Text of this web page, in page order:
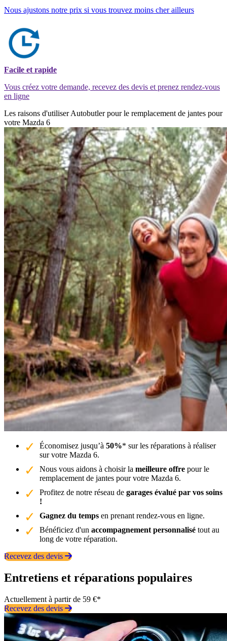
Nous ajustons notre prix si vous trouvez moins cher ailleurs
Facile et rapide
Vous créez votre demande, recevez des devis et prenez rendez-vous
en ligne
Les raisons d'utiliser Autobutler pour le remplacement de jantes pour
votre Mazda 6
Économisez jusqu’à 50%* sur les réparations à réaliser
sur votre Mazda 6.
Nous vous aidons à choisir la meilleure offre pour le
remplacement de jantes pour votre Mazda 6.
Profitez de notre réseau de garages évalué par vos soins
!
Gagnez du temps en prenant rendez-vous en ligne.
Bénéficiez d'un accompagnement personnalisé tout au
long de votre réparation.
Recevez des devis
Entretiens et réparations populaires
Actuellement à partir de 59 €*
Recevez des devis